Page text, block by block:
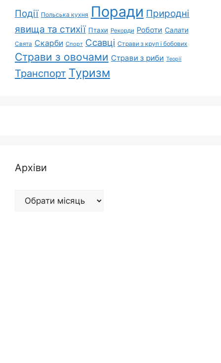
Події Польська кухня Поради Природні
явища та стихії Птахи Рекорди Роботи Салати
Свята Скарби Спорт Ссавці Страви з круп і бобових
Страви з овочами Страви з риби Теорії
Транспорт Туризм
Архіви
Архіви